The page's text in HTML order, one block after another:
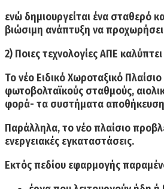
ενώ δημιουργείται ένα σταθερό
βιώσιμη ανάπτυξη να
2) Ποιες τεχνολογίες ΑΠΕ
Το νέο Ειδικό Χωροταξικό
φωτοβολταϊκούς σταθμούς,
φορά- τα συστήματα
Παράλληλα, το νέο πλαίσιο
ενεργειακές εγκαταστάσεις.
Εκτός πεδίου εφαρμογής